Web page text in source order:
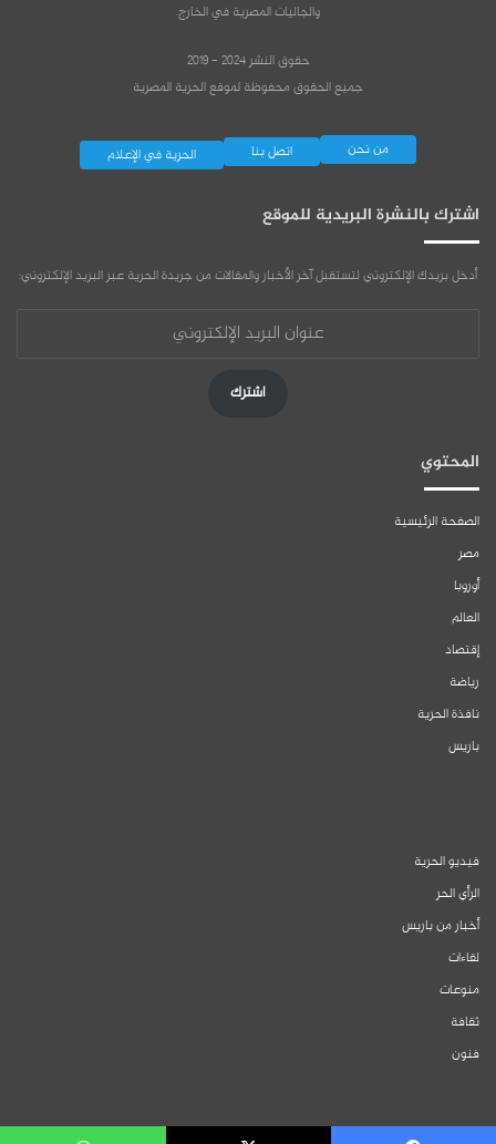
والجاليات المصرية في الخارج.
حقوق النشر 2024 - 2019
جميع الحقوق محفوظة لموقع الحرية المصرية
من نحن اتصل بنا الحرية في الإعلام
اشترك بالنشرة البريدية للموقع
أدخل بريدك الإلكتروني لتستقبل آخر الأخبار والمقالات من جريدة الحرية عبر البريد الإلكتروني:
اشترك
المحتوي
الصفحة الرئيسية
مصر
أوروبا
العالم
إقتصاد
رياضة
نافذة الحرية
باريس
فيديو الحرية
الرأي الحر
أخبار من باريس
لقاءات
منوعات
ثقافة
فنون